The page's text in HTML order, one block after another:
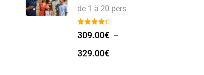
de 1 à 20 pers
309.00€ –
329.00€